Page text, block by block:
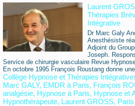
Laurent
Thérapies
Intégrative
Dr Marc Galy
Anesthésiste
Adjoint du
Joseph.
Service de chirurgie vasculaire Revue
En octobre 1995 François Roustang donne
Collège Hypnose et Thérapies
Marc GALY, EMDR à Paris, François
analgésie, Hypnose à Paris, Hypnose et
Hypnothérapeute, Laurent GROSS, Paris